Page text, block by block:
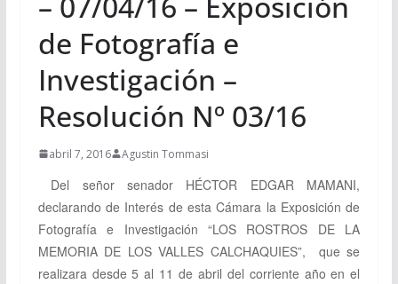
de Fotografía e
Investigación –
Resolución Nº 03/16
abril 7, 2016 Agustin Tommasi
Del señor senador HÉCTOR EDGAR MAMANI,
declarandode Interés de esta Cámara la Exposición de
Fotografía e Investigación “LOS ROSTROS DE LA
MEMORIA DE LOS VALLES CALCHAQUIES”, que se
realizara desde 5 al 11 de abril del corriente año en el